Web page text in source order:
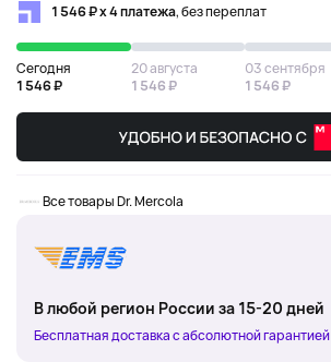
1 546 ₽ х 4 платежа, без переплат
Сегодня
1 546 ₽
20 августа
1 546 ₽
03 сентября
1 546 ₽
Все товары Dr. Mercola
В любой регион России за 15-20 дней
Бесплатная доставка с абсолютной гарантией